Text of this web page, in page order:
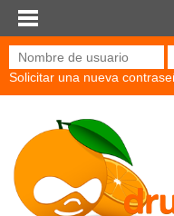
Pasar al contenido principal
Nombre de usuario*
Solicitar una nueva